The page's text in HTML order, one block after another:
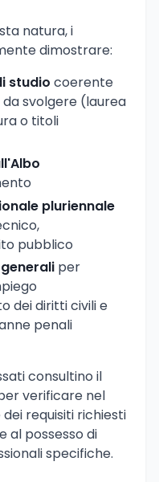
natura, i
dimostrare:
studio coerente
svolgere (laurea
o titoli
pluriennale
pubblico
per
dei diritti civili e
penali
consultino il
verificare nel
requisiti richiesti
al possesso di
specifiche.